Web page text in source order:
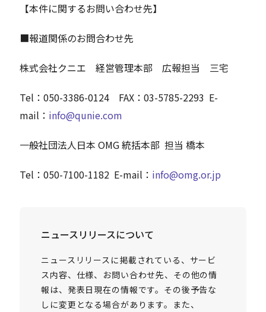
【本件に関するお問い合わせ先】
■報道関係のお問合わせ先
株式会社クニエ 経営管理本部 広報担当 三宅
Tel：050-3386-0124 FAX：03-5785-2293 E-
mail： info@qunie.com
一般社団法人日本 OMG 統括本部 担当 橋本
Tel：050-7100-1182 E-mail： info@omg.or.jp
ニュースリリースについて
ニュースリリースに掲載されている、サービ
ス内容、仕様、お問い合わせ先、その他の情
報は、発表日現在の情報です。その後予告な
しに変更となる場合があります。また、